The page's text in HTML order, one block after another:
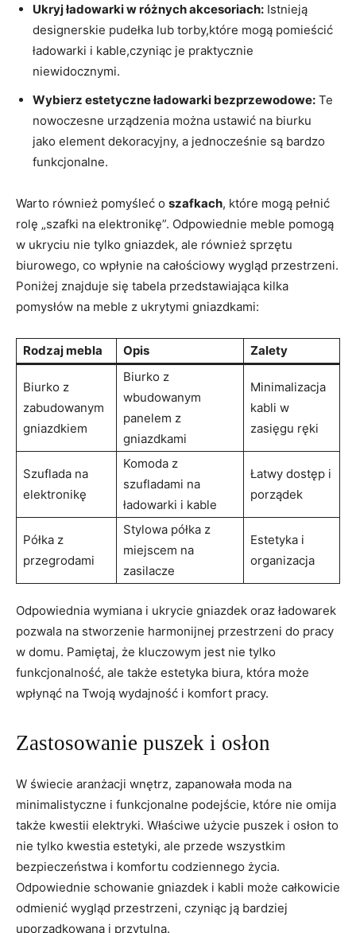
Ukryj ⁤ładowarki w różnych akcesoriach: Istnieją
designerskie pudełka lub torby,które mogą pomieścić
ładowarki i​ kable,czyniąc‌ je praktycznie
niewidocznymi.
Wybierz⁢ estetyczne ładowarki bezprzewodowe: Te
‍nowoczesne urządzenia ‌można ustawić na‍ biurku
jako element dekoracyjny,‌ a jednocześnie są bardzo
‌funkcjonalne.
Warto również pomyśleć ⁣o szafkach, które mogą pełnić
rolę „szafki ​na elektronikę”. Odpowiednie meble pomogą
w ukryciu nie tylko gniazdek, ale również sprzętu
biurowego, ⁢co wpłynie na całościowy wygląd ⁤przestrzeni.
Poniżej​ znajduje się tabela przedstawiająca kilka
pomysłów na meble z ukrytymi gniazdkami:
Rodzaj mebla Opis Zalety
Biurko⁣ z
zabudowanym
gniazdkiem
Biurko z
wbudowanym
panelem z
gniazdkami
Minimalizacja⁤
kabli​ w
zasięgu ręki
Szuflada​ na
elektronikę
Komoda z
szufladami ⁢na
ładowarki i kable
Łatwy dostęp i
porządek
Półka ⁤z
przegrodami
Stylowa‍ półka z
miejscem na
zasilacze
Estetyka i ​
organizacja
Odpowiednia wymiana ​i ⁢ukrycie gniazdek oraz ‍ładowarek
pozwala na stworzenie ‍harmonijnej przestrzeni ⁢do pracy‍
w⁤ domu. Pamiętaj, ⁤że kluczowym jest nie ​tylko
funkcjonalność, ale także estetyka ⁤biura,⁢ która może
wpłynąć na Twoją wydajność ‌i komfort pracy.
Zastosowanie ⁢puszek i osłon
W świecie aranżacji wnętrz, zapanowała ⁣moda na
minimalistyczne i funkcjonalne podejście, które nie ⁣omija‌
także kwestii elektryki. ⁣Właściwe użycie puszek i osłon to
nie‍ tylko kwestia estetyki, ale przede wszystkim
bezpieczeństwa i komfortu codziennego życia. ​
Odpowiednie schowanie gniazdek i kabli może całkowicie
odmienić wygląd przestrzeni, czyniąc ją ⁤bardziej
uporządkowaną i ⁤przytulną.